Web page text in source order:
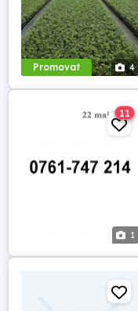
Promovat 4
1
11